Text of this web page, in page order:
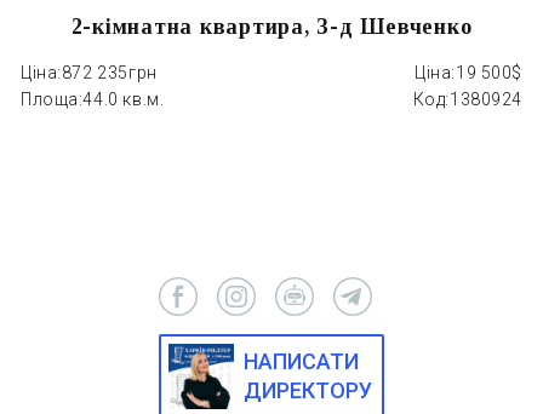
2-кімнатна квартира, З-д Шевченко
Ціна:872 235грн Ціна:19 500$
Площа:44.0 кв.м. Код:1380924
НАПИСАТИ
ДИРЕКТОРУ